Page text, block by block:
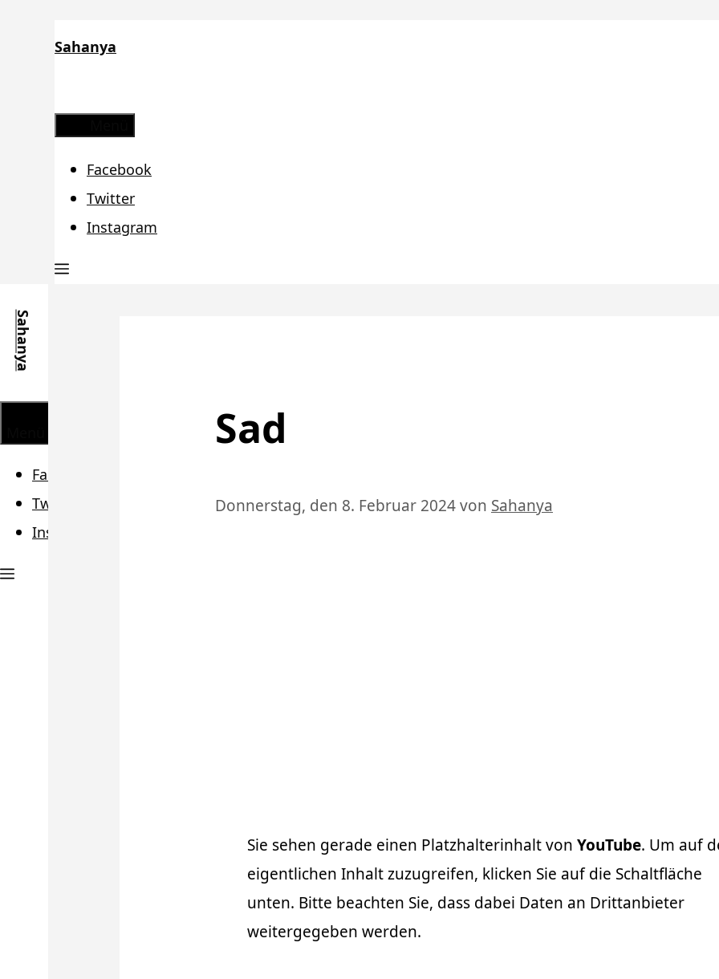
Sahanya
Facebook
Twitter
Instagram
Sahanya
Facebook
Twitter
Instagram
Sad
Donnerstag, den 8. Februar 2024von Sahanya
Sie sehen gerade einen Platzhalterinhalt von YouTube. Um auf
eigentlichen Inhalt zuzugreifen, klicken Sie auf die Schaltfläche
unten. Bitte beachten Sie, dass dabei Daten an Drittanbieter
weitergegeben werden.